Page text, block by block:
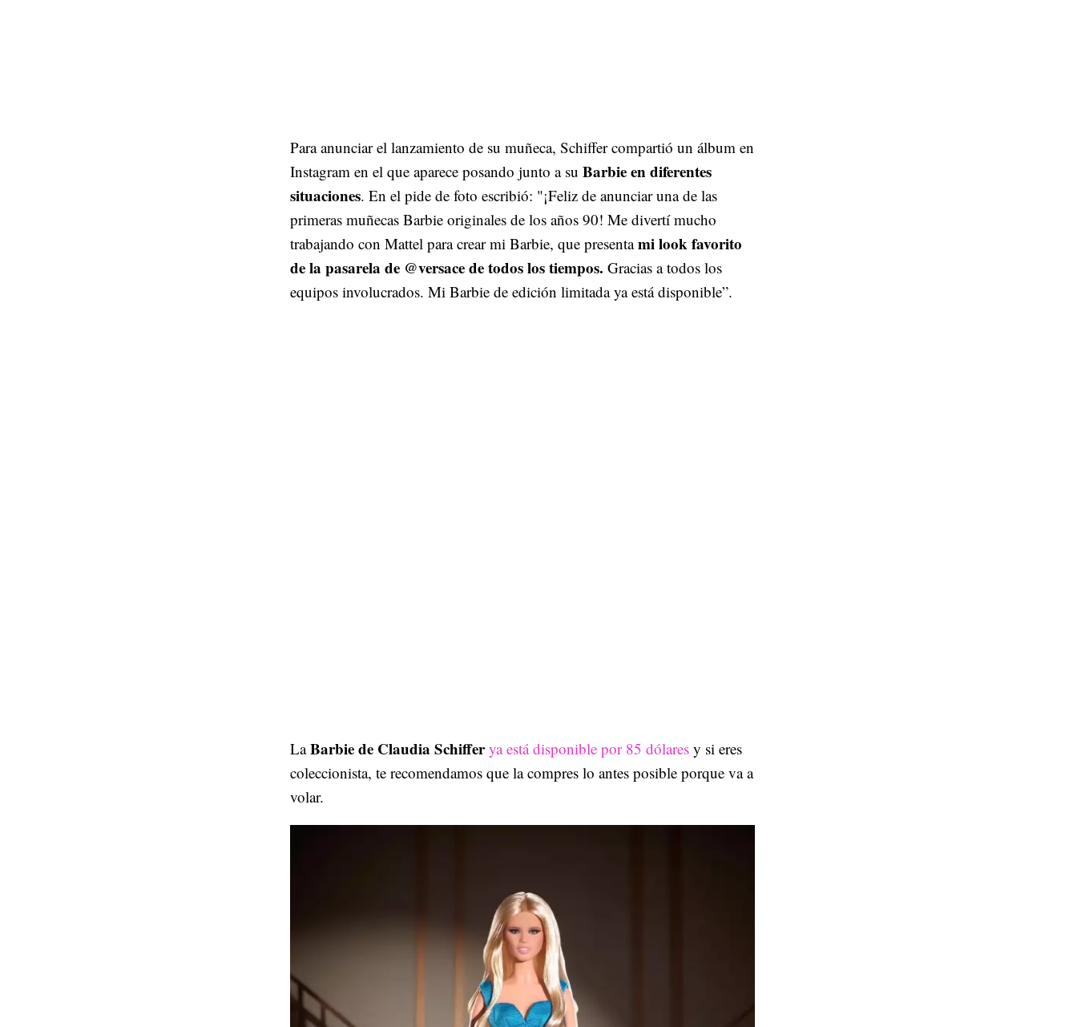
Para anunciar el lanzamiento de su muñeca, Schiffer compartió un álbum en
Instagram en el que aparece posando junto a su Barbie en diferentes
situaciones. En el pide de foto escribió: "¡Feliz de anunciar una de las
primeras muñecas Barbie originales de los años 90! Me divertí mucho
trabajando con Mattel para crear mi Barbie, que presentami look favorito
de la pasarela de @versace de todos los tiempos. Gracias a todos los
equipos involucrados. Mi Barbie de edición limitada ya está disponible”.
LaBarbie de Claudia Schifferya está disponible por 85 dólares y si eres
coleccionista, te recomendamos que la compres lo antes posible porque va a
volar.